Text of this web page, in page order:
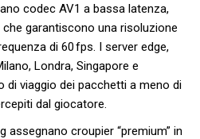
codec AV1 a bassa latenza,
garantiscono una risoluzione
di 60 fps. I server edge,
Londra, Singapore e
di viaggio dei pacchetti a meno di
dal giocatore.
assegnano croupier “premium” in